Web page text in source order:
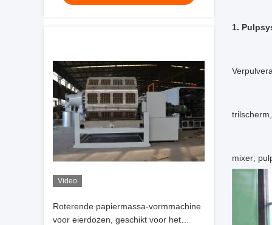
gaande eierdoosproductielijn
Video
Roterende papiermassa-vormmachine
voor eierdozen, geschikt voor het
1.
mixer;